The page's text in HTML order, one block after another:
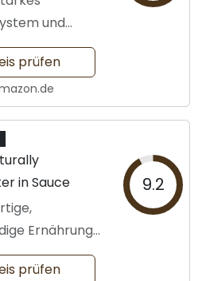
und
prüfen
in Sauce
Ernährung
9.2
prüfen